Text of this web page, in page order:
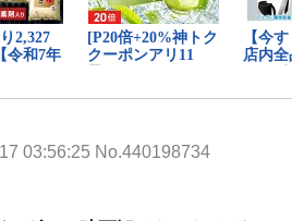
03:56:25 No.440198734